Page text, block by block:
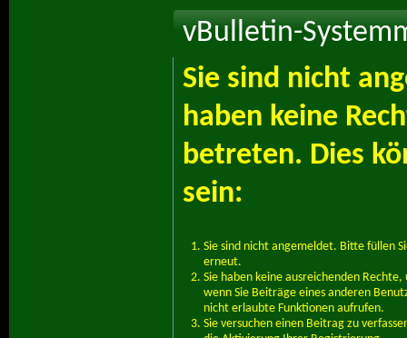
vBulletin-
Sie sind nicht
haben keine
betreten. Dies
sein:
Sie sind nicht angemeldet. Bitte füllen
erneut.
Sie haben keine ausreichenden
wenn Sie Beiträge eines anderen
nicht erlaubte Funktionen aufrufen.
Sie versuchen einen Beitrag zu